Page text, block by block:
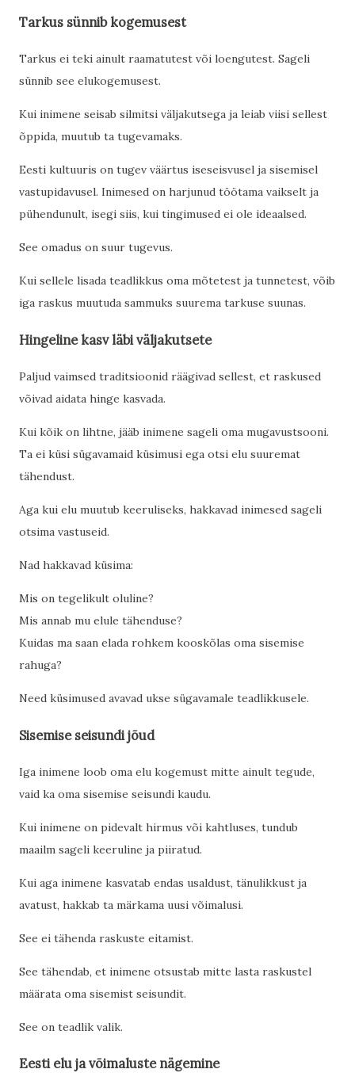
Tarkus sünnib kogemusest
Tarkus ei teki ainult raamatutest või loengutest. Sageli
sünnib see elukogemusest.
Kui inimene seisab silmitsi väljakutsega ja leiab viisi sellest
õppida, muutub ta tugevamaks.
Eesti kultuuris on tugev väärtus iseseisvusel ja sisemisel
vastupidavusel. Inimesed on harjunud töötama vaikselt ja
pühendunult, isegi siis, kui tingimused ei ole ideaalsed.
See omadus on suur tugevus.
Kui sellele lisada teadlikkus oma mõtetest ja tunnetest, võib
iga raskus muutuda sammuks suurema tarkuse suunas.
Hingeline kasv läbi väljakutsete
Paljud vaimsed traditsioonid räägivad sellest, et raskused
võivad aidata hinge kasvada.
Kui kõik on lihtne, jääb inimene sageli oma mugavustsooni.
Ta ei küsi sügavamaid küsimusi ega otsi elu suuremat
tähendust.
Aga kui elu muutub keeruliseks, hakkavad inimesed sageli
otsima vastuseid.
Nad hakkavad küsima:
Mis on tegelikult oluline?
Mis annab mu elule tähenduse?
Kuidas ma saan elada rohkem kooskõlas oma sisemise
rahuga?
Need küsimused avavad ukse sügavamale teadlikkusele.
Sisemise seisundi jõud
Iga inimene loob oma elu kogemust mitte ainult tegude,
vaid ka oma sisemise seisundi kaudu.
Kui inimene on pidevalt hirmus või kahtluses, tundub
maailm sageli keeruline ja piiratud.
Kui aga inimene kasvatab endas usaldust, tänulikkust ja
avatust, hakkab ta märkama uusi võimalusi.
See ei tähenda raskuste eitamist.
See tähendab, et inimene otsustab mitte lasta raskustel
määrata oma sisemist seisundit.
See on teadlik valik.
Eesti elu ja võimaluste nägemine